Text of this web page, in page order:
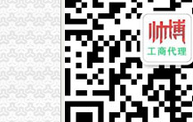
如何查询一般纳税人
增值税一般纳税人查询
一般纳税人资格查询
广东一般纳税人查询
四川省国税网上办税服
关于一般纳税人与小
一般纳税人咨询公司,